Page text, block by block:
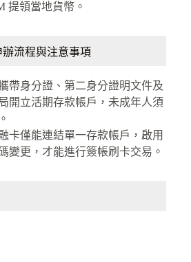
提領當地貨幣。
流程與注意事項
帶身分證、第二身分證明文件及
開立活期存款帳戶，未成年人須
卡僅能連結單一存款帳戶，啟用
變更，才能進行簽帳刷卡交易。